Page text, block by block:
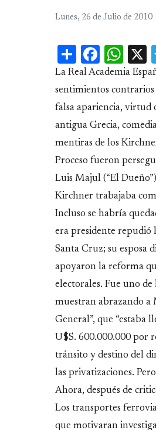
Lunes, 26 de Julio de 2010
Share
La Real Academia
sentimientos
falsa apariencia, virtud
antigua Grecia,
mentiras de los
Proceso fueron
Luis Majul (“El
Kirchner trabajaba
Incluso se habría
era presidente repudió
Santa Cruz; su esposa
apoyaron la reforma
electorales. Fue uno
muestran abrazando a
General”, que “estaba
U$S. 600.000.000 por
tránsito y destino del
las privatizaciones.
Ahora, después de
Los transportes
que motivaran